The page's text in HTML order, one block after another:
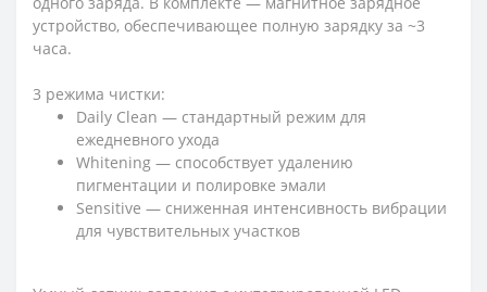
устройство, обеспечивающее полную зарядку за ~3
часа.
3 режима чистки:
Daily Clean — стандартный режим для
ежедневного ухода
Whitening — способствует удалению
пигментации и полировке эмали
Sensitive — сниженная интенсивность вибрации
для чувствительных участков